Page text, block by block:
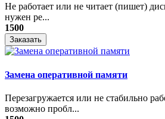
Не работает или не читает (пишет)
нужен ре...
1500
Заказать
Замена оперативной памяти
Перезагружается или не стабильно
возможно пробл...